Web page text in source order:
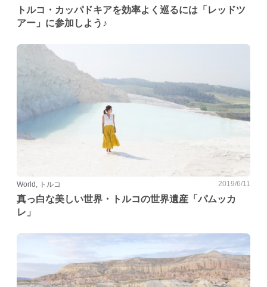
トルコ・カッパドキアを効率よく巡るには「レッドツ
アー」に参加しよう♪
World, トルコ 2019/6/11
真っ白な美しい世界・トルコの世界遺産「パムッカ
レ」